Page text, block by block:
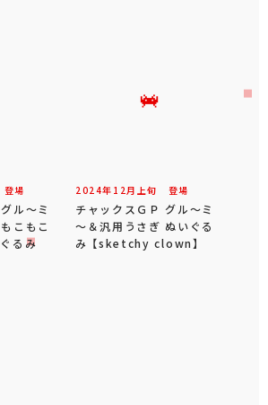
登場
ル～ミ
こもこ
るみ
2024年 12 月 上旬 登場
チャックスＧＰ グル～ミ
～＆汎用うさぎ ぬいぐる
み 【sketchy clown】